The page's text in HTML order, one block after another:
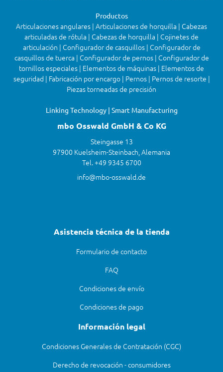
Productos
Articulaciones angulares | Articulaciones de horquilla | Cabezas
articuladas de rótula | Cabezas de horquilla | Cojinetes de
articulación | Configurador de casquillos | Configurador de
casquillos de tuerca | Configurador de pernos | Configurador de
tornillos especiales | Elementos de máquinas | Elementos de
seguridad | Fabricación por encargo | Pernos | Pernos de resorte |
Piezas torneadas de precisión
Linking Technology | Smart Manufacturing
mbo Osswald GmbH & Co KG
Steingasse 13
97900 Kuelsheim-Steinbach, Alemania
Tel. +49 9345 6700
info@mbo-osswald.de
Asistencia técnica de la tienda
Formulario de contacto
FAQ
Condiciones de envío
Condiciones de pago
Información legal
Condiciones Generales de Contratación (CGC)
Derecho de revocación - consumidores